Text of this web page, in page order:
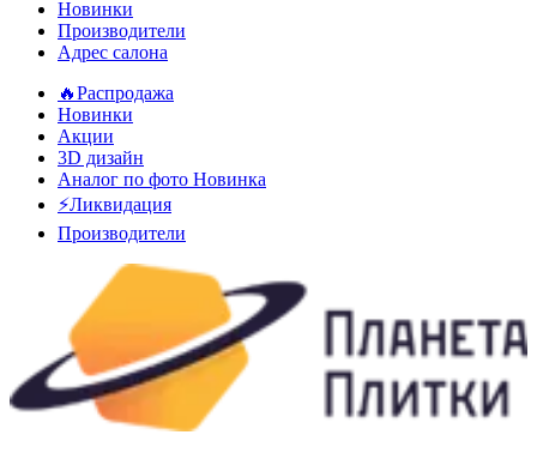
Новинки
Производители
Адрес салона
🔥Распродажа
Новинки
Акции
3D дизайн
Аналог по фото Новинка
⚡Ликвидация
Производители